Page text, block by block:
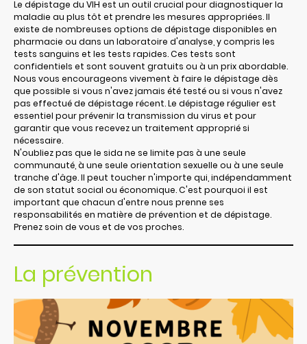
Le dépistage du VIH est un outil crucial pour diagnostiquer la
maladie au plus tôt et prendre les mesures appropriées. Il
existe de nombreuses options de dépistage disponibles en
pharmacie ou dans un laboratoire d'analyse, y compris les
tests sanguins et les tests rapides. Ces tests sont
confidentiels et sont souvent gratuits ou à un prix abordable.
Nous vous encourageons vivement à faire le dépistage dès
que possible si vous n'avez jamais été testé ou si vous n'avez
pas effectué de dépistage récent. Le dépistage régulier est
essentiel pour prévenir la transmission du virus et pour
garantir que vous recevez un traitement approprié si
nécessaire.
N'oubliez pas que le sida ne se limite pas à une seule
communauté, à une seule orientation sexuelle ou à une seule
tranche d'âge. Il peut toucher n'importe qui, indépendamment
de son statut social ou économique. C'est pourquoi il est
important que chacun d'entre nous prenne ses
responsabilités en matière de prévention et de dépistage.
Prenez soin de vous et de vos proches.
La prévention